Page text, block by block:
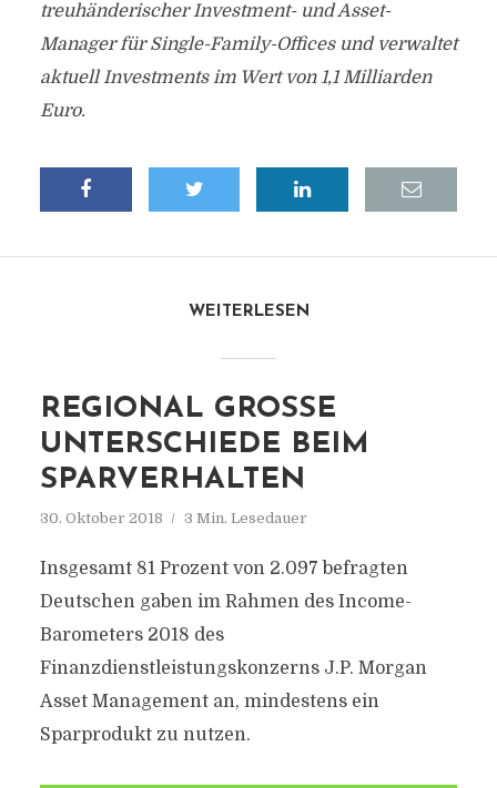
treuhänderischer Investment- und Asset-
Manager für Single-Family-Offices und verwaltet
aktuell Investments im Wert von 1,1 Milliarden
Euro.
WEITERLESEN
REGIONAL GROSSE U
NTERSCHIEDE BEIM S
PARVERHALTEN
30. Oktober 2018 3 Min. Lesedauer
Insgesamt 81 Prozent von 2.097 befragten
Deutschen gaben im Rahmen des Income-
Barometers 2018 des
Finanzdienstleistungskonzerns J.P. Morgan
Asset Management an, mindestens ein
Sparprodukt zu nutzen.